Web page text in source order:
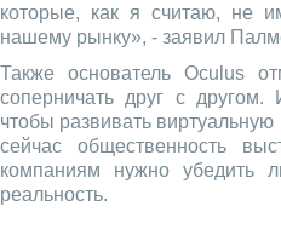
которые, как я считаю, не
нашему рынку», - заявил
Также основатель Oculus
соперничать друг с
чтобы развивать
сейчас общественность
компаниям нужно убедить
реальность.